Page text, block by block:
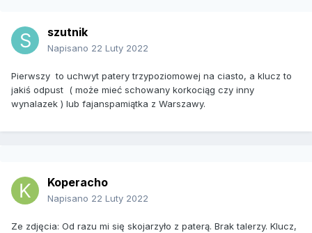
szutnik
Napisano 22 Luty 2022
Pierwszy to uchwyt patery trzypoziomowej na ciasto, a klucz to
jakiś odpust ( może mieć schowany korkociąg czy inny
wynalazek ) lub fajanspamiątka z Warszawy.
Koperacho
Napisano 22 Luty 2022
Ze zdjęcia: Od razu mi się skojarzyło z paterą. Brak talerzy. Klucz,